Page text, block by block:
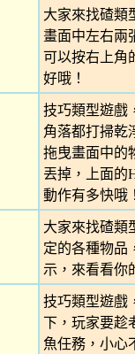
大家來找碴類
畫面中左右兩
可以按右上角
好哦！
技巧類型遊戲
角落都打掃乾
拖曳畫面中的
丟掉，上面的
動作有多快哦
大家來找碴類
定的各種物品
示，來看看你
技巧類型遊戲
下，玩家要趁
魚任務，小心